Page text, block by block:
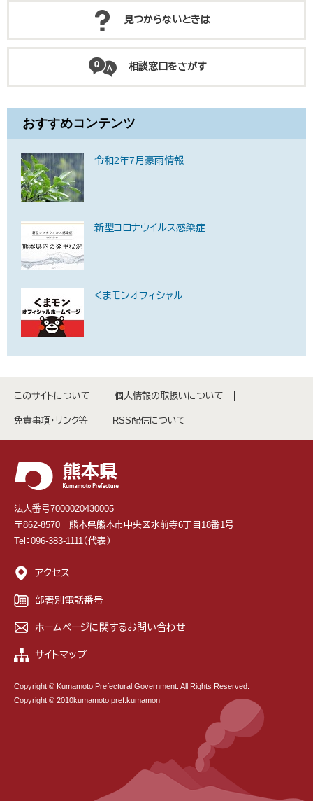
見つからないときは
相談窓口をさがす
おすすめコンテンツ
令和2年7月豪雨情報
新型コロナウイルス感染症
くまモンオフィシャル
このサイトについて 個人情報の取扱いについて
免責事項・リンク等 RSS配信について
法人番号7000020430005
〒862-8570 熊本県熊本市中央区水前寺6丁目18番1号
Tel：096-383-1111（代表）
アクセス
部署別電話番号
ホームページに関するお問い合わせ
サイトマップ
Copyright © Kumamoto Prefectural Government. All Rights Reserved.
Copyright © 2010kumamoto pref.kumamon